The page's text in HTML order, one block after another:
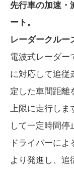
先行車の加速・
ート。
レーダークルー
電波式レーダー
に対応して追従
定した車間距離
上限に走行しま
して一定時間停
ドライバーに
より発進し、追